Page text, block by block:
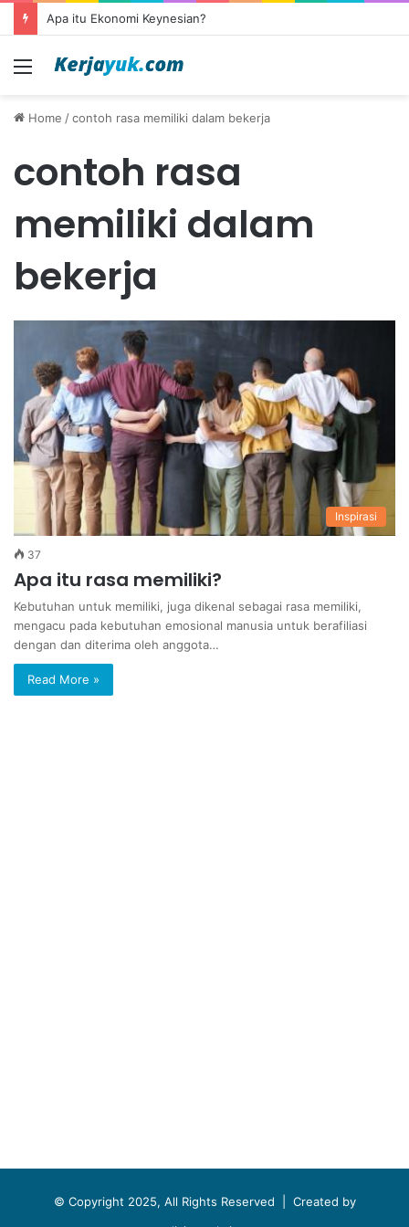
Apa itu Ekonomi Keynesian?
Menu
Home /contoh rasa memiliki dalam bekerja
contoh rasa
memiliki dalam
bekerja
Inspirasi
37
Apa itu rasa memiliki?
Kebutuhan untuk memiliki, juga dikenal sebagai rasa memiliki,
mengacu pada kebutuhan emosional manusia untuk berafiliasi
dengan dan diterima oleh anggota…
Read More »
© Copyright 2025, All Rights Reserved | Created by